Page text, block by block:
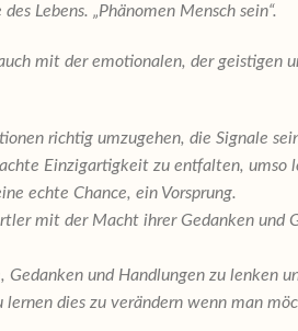
Lebens. „Phänomen Mensch sein“.
mit der emotionalen, der geistigen
richtig umzugehen, die Signale
Einzigartigkeit zu entfalten,
echte Chance, ein Vorsprung.
mit der Macht ihrer Gedanken und
Gedanken und Handlungen zu lenken
dies zu verändern wenn man